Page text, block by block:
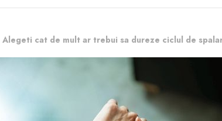
Alegeti cat de mult ar trebui sa dureze ciclul de